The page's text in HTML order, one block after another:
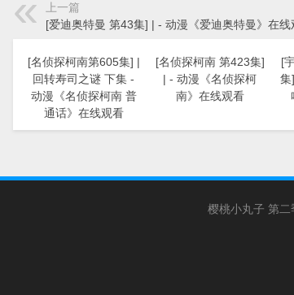
上一篇
[爱迪奥特曼 第43集] | - 动漫《爱迪奥特曼》在线
[名侦探柯南第605集] |
回转寿司之谜 下集 -
动漫《名侦探柯南 普
通话》在线观看
[名侦探柯南 第423集]
| - 动漫《名侦探柯
南》在线观看
[
集
樱桃小丸子 第二